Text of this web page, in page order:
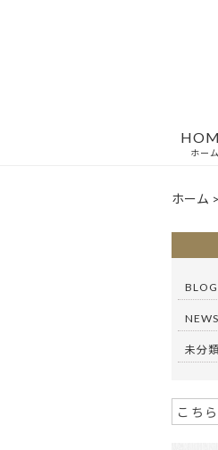
ホーム
ホーム >
BLOG
NEWS
未分類